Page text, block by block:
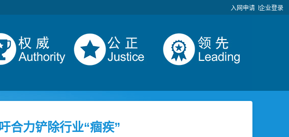
入网申请 企业登录
合力铲除行业“痼疾”